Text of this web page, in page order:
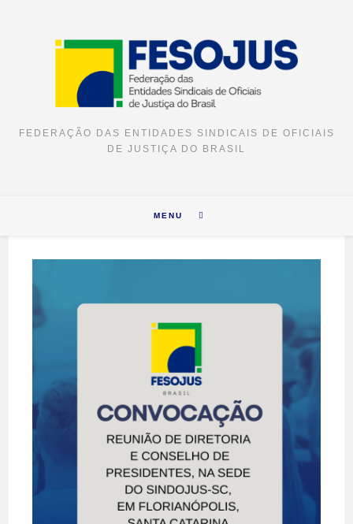
FEDERAÇÃO DAS ENTIDADES SINDICAIS DE OFICIAIS
DE JUSTIÇA DO BRASIL
MENU